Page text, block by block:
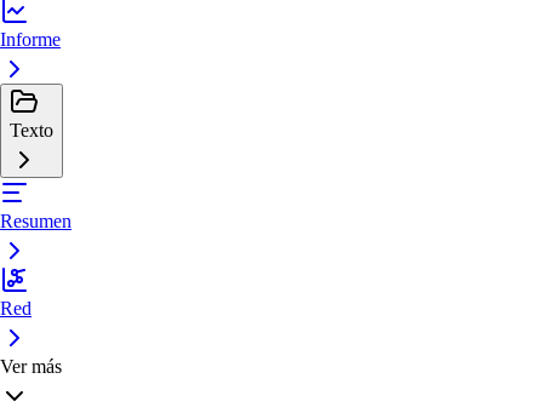
Informe
Texto
Resumen
Red
Ver más